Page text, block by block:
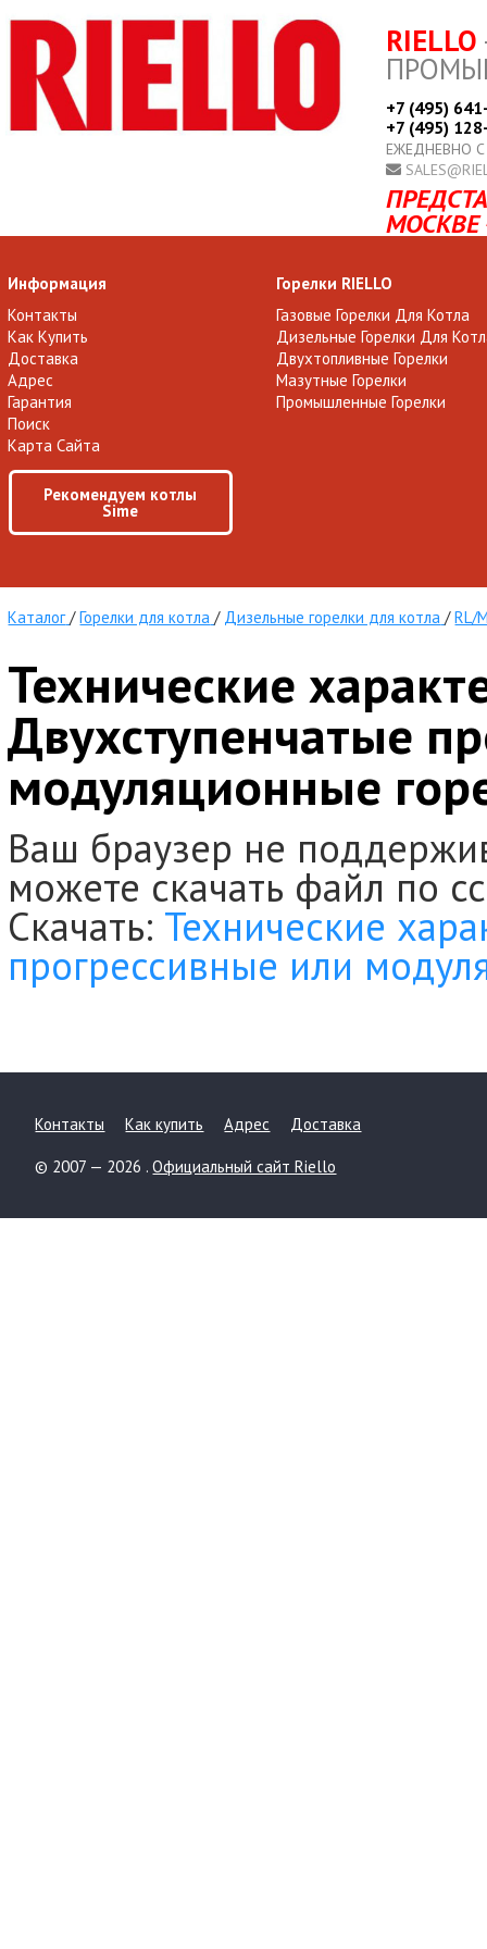
RIELLO
+7 (495)
+7 (495)
ЕЖЕДНЕВНО
МОСКВЕ
Информация
Контакты
Как Купить
Доставка
Адрес
Гарантия
Поиск
Карта Сайта
Рекомендуем котлы
Sime
Горелки RIELLO
Газовые Горелки Для Котла
Дизельные Горелки Для
Двухтопливные Горелки
Мазутные Горелки
Промышленные Горелки
Каталог /Горелки для котла / Дизельные горелки для котла /RL/
Технические
Двухступенчатые
модуляционные
Ваш браузер не
можете скачать файл по
Скачать: Технические
прогрессивные или
Контакты Как купить Адрес Доставка
© 2007 — 2026 .Официальный сайт Riello